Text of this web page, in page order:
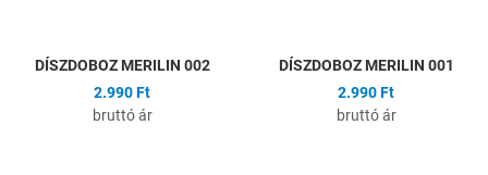
DÍSZDOBOZ MERILIN 002
2.990 Ft
bruttó ár
DÍSZDOBOZ MERILIN 001
2.990 Ft
bruttó ár